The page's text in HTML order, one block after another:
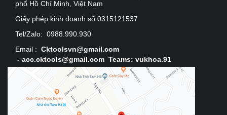
phố Hồ Chí Minh, Việt Nam
Giấy phép kinh doanh số 0315121537
Tel/Zalo: 0988.990.930
Email : Cktoolsvn@gmail.com
- acc.cktools@gmail.com Teams: vukhoa.91